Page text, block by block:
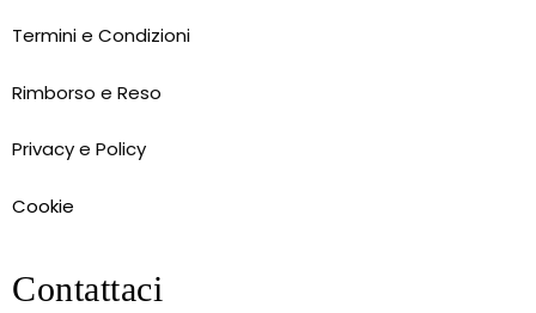
Termini e Condizioni
Rimborso e Reso
Privacy e Policy
Cookie
Contattaci